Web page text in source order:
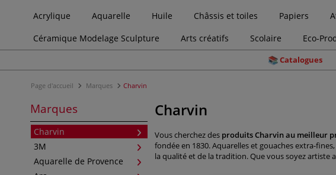
Acrylique Aquarelle Huile Châssis et toiles Papiers
Céramique Modelage Sculpture
Arts créatifs Scolaire Eco-
Catalogues
Page d'accueil Marques Charvin
Marques
Charvin
3M
Aquarelle de Provence
Charvin
Vous cherchez des produits Charvin au meilleur
fondée en 1830. Aquarelles et gouaches extra-
la qualité et de la tradition. Que vous soyez